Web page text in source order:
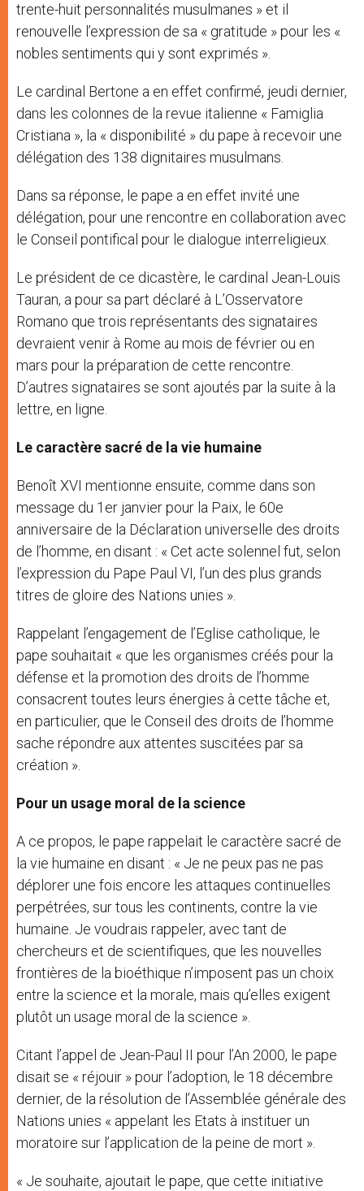
trente-huit personnalités musulmanes » et il
renouvelle l’expression de sa « gratitude » pour les «
nobles sentiments qui y sont exprimés ».
Le cardinal Bertone a en effet confirmé, jeudi dernier,
dans les colonnes de la revue italienne « Famiglia
Cristiana », la « disponibilité » du pape à recevoir une
délégation des 138 dignitaires musulmans.
Dans sa réponse, le pape a en effet invité une
délégation, pour une rencontre en collaboration avec
le Conseil pontifical pour le dialogue interreligieux.
Le président de ce dicastère, le cardinal Jean-Louis
Tauran, a pour sa part déclaré à L’Osservatore
Romano que trois représentants des signataires
devraient venir à Rome au mois de février ou en
mars pour la préparation de cette rencontre.
D’autres signataires se sont ajoutés par la suite à la
lettre, en ligne.
Le caractère sacré de la vie humaine
Benoît XVI mentionne ensuite, comme dans son
message du 1er janvier pour la Paix, le 60e
anniversaire de la Déclaration universelle des droits
de l’homme, en disant : « Cet acte solennel fut, selon
l’expression du Pape Paul VI, l’un des plus grands
titres de gloire des Nations unies ».
Rappelant l’engagement de l’Eglise catholique, le
pape souhaitait « que les organismes créés pour la
défense et la promotion des droits de l’homme
consacrent toutes leurs énergies à cette tâche et,
en particulier, que le Conseil des droits de l’homme
sache répondre aux attentes suscitées par sa
création ».
Pour un usage moral de la science
A ce propos, le pape rappelait le caractère sacré de
la vie humaine en disant : « Je ne peux pas ne pas
déplorer une fois encore les attaques continuelles
perpétrées, sur tous les continents, contre la vie
humaine. Je voudrais rappeler, avec tant de
chercheurs et de scientifiques, que les nouvelles
frontières de la bioéthique n’imposent pas un choix
entre la science et la morale, mais qu’elles exigent
plutôt un usage moral de la science ».
Citant l’appel de Jean-Paul II pour l’An 2000, le pape
disait se « réjouir » pour l’adoption, le 18 décembre
dernier, de la résolution de l’Assemblée générale des
Nations unies « appelant les Etats à instituer un
moratoire sur l’application de la peine de mort ».
« Je souhaite, ajoutait le pape, que cette initiative